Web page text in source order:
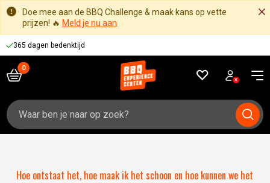
Doe mee aan de BBQ Challenge & maak kans op vette
prijzen! 🔥 Meld je nu aan
365 dagen bedenktijd
Voor 16:00 besteld, zelfde werkdag verzonden
Zoeken
naar:
Hoe ontstaat het, hoe maak ik het schoon en hoe kunnen we het